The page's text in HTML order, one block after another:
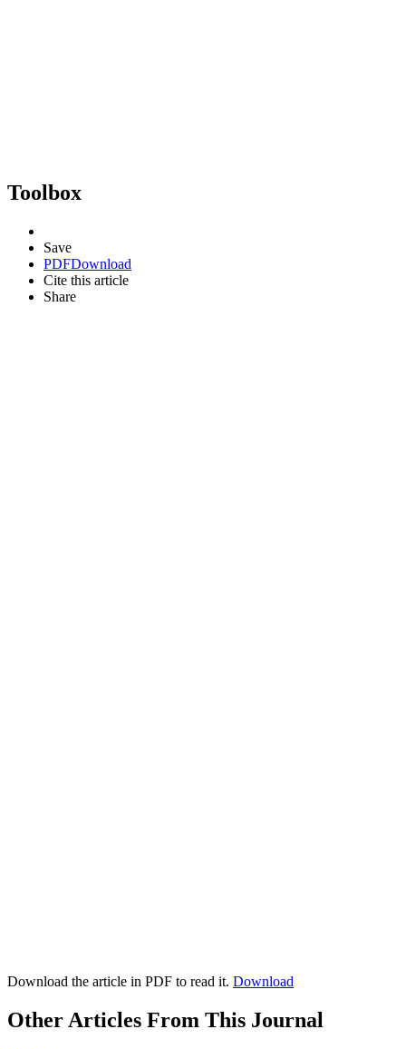
Toolbox
Save
PDFDownload
Cite this article
Share
Download the article in PDF to read it. Download
Other Articles From This Journal